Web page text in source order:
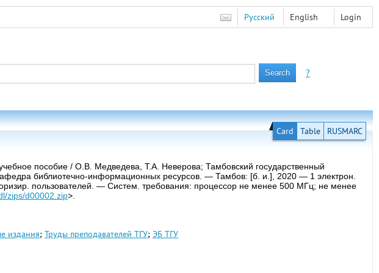
Login
Русский English
?
Card Table RUSMARC
пособие / О.В. Медведева, Т.А. Неверова; Тамбовский государственный
библиотечно-информационных ресурсов. — Тамбов: [б. и.], 2020 — 1 электрон.
пользователей. — Систем. требования: процессор не менее 500 МГц; не менее
zips/d00002.zip>.
издания; Труды преподавателей ТГУ; ЭБ ТГУ